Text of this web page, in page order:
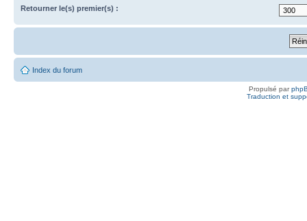
Retourner le(s) premier(s) :
Index du forum
Propulsé par
Traduction et